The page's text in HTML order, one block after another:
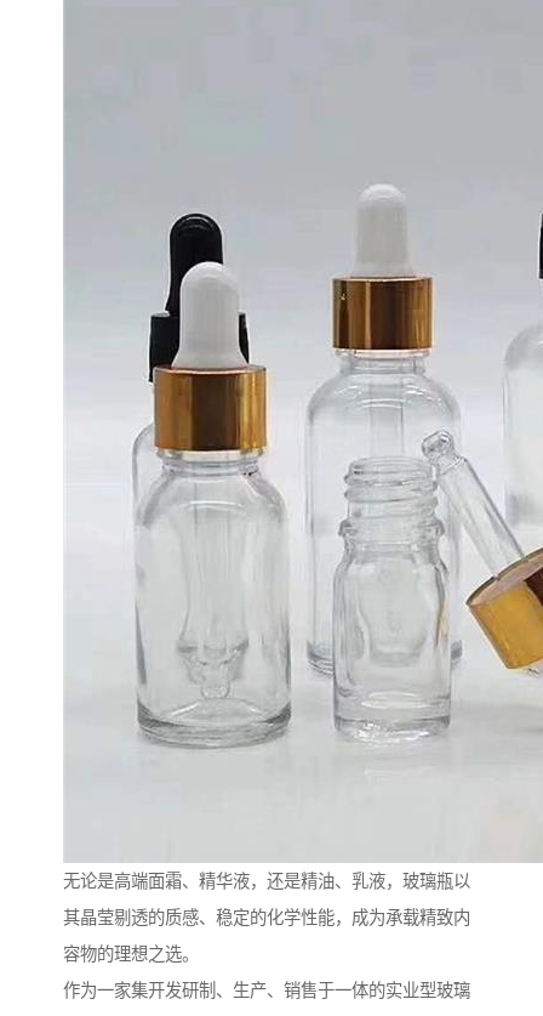
无论是高端面霜、精华液，还是精油、乳液，玻璃瓶以
其晶莹剔透的质感、稳定的化学性能，成为承载精致内
容物的理想之选。
作为一家集开发研制、生产、销售于一体的实业型玻璃